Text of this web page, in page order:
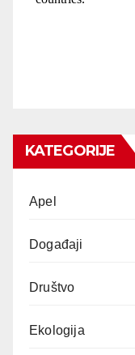
KATEGORIJE
Apel
Događaji
Društvo
Ekologija